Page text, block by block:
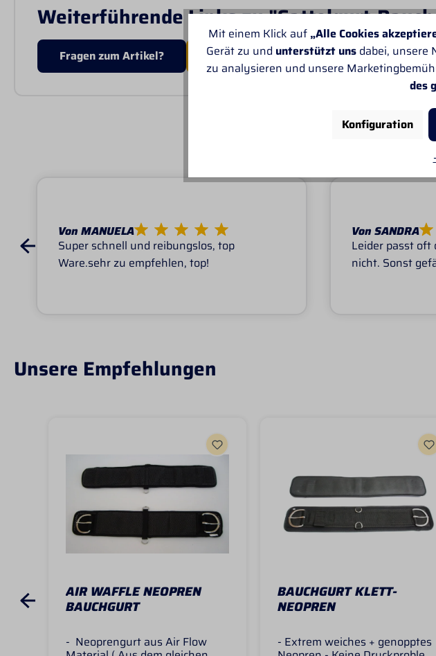
Weiterführende Links zu "Sattelgurt-
Fragen zum Artikel? MEHR VON PROFI-TACK
UNSERE
Von MANUELA
Super schnell und reibungslos, top
Ware.sehr zu empfehlen, top!
Von SANDRA
Leider passt oft
nicht. Sonst
Unsere Empfehlungen
AIR WAFFLE NEOPREN
BAUCHGURT
- Neoprengurt aus Air Flow
BAUCHGURT KLETT-
NEOPREN
- Extrem weiches + genopptes
Mit einem Klick auf „Alle Cookies
Gerät zu und unterstützt uns dabei, unsere
zu analysieren und unsere
des
Konfiguration